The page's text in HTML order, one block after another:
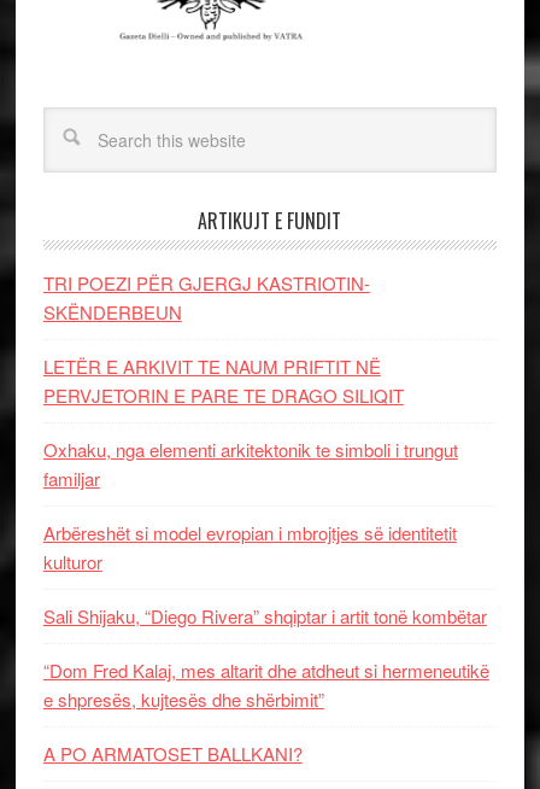
ARTIKUJT E FUNDIT
TRI POEZI PËR GJERGJ KASTRIOTIN-
SKËNDERBEUN
LETËR E ARKIVIT TE NAUM PRIFTIT NË
PERVJETORIN E PARE TE DRAGO SILIQIT
Oxhaku, nga elementi arkitektonik te simboli i trungut
familjar
Arbëreshët si model evropian i mbrojtjes së identitetit
kulturor
Sali Shijaku, “Diego Rivera” shqiptar i artit tonë kombëtar
“Dom Fred Kalaj, mes altarit dhe atdheut si hermeneutikë
e shpresës, kujtesës dhe shërbimit”
A PO ARMATOSET BALLKANI?